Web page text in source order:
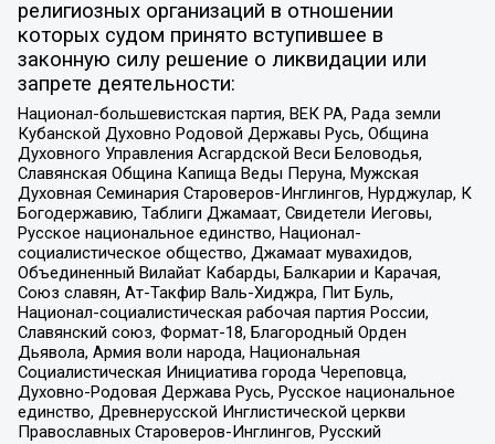
религиозных организаций в отношении
которых судом принято вступившее в
законную силу решение о ликвидации или
запрете деятельности:
Национал-большевистская партия, ВЕК РА, Рада земли
Кубанской Духовно Родовой Державы Русь, Община
Духовного Управления Асгардской Веси Беловодья,
Славянская Община Капища Веды Перуна, Мужская
Духовная Семинария Староверов-Инглингов, Нурджулар, К
Богодержавию, Таблиги Джамаат, Свидетели Иеговы,
Русское национальное единство, Национал-
социалистическое общество, Джамаат мувахидов,
Объединенный Вилайат Кабарды, Балкарии и Карачая,
Союз славян, Ат-Такфир Валь-Хиджра, Пит Буль,
Национал-социалистическая рабочая партия России,
Славянский союз, Формат-18, Благородный Орден
Дьявола, Армия воли народа, Национальная
Социалистическая Инициатива города Череповца,
Духовно-Родовая Держава Русь, Русское национальное
единство, Древнерусской Инглистической церкви
Православных Староверов-Инглингов, Русский